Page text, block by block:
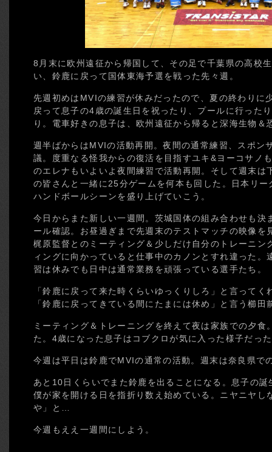
8月末に欧州遠征から帰国して、その足で千葉県の高校
い、鈴鹿に戻って国体東海予選を戦った先々週。
先週初めはMVIの練習が休みだったので、夏の終わりに
戻って息子の4歳の誕生日を祝ったり、プールに行った
り。電車好きの息子は、欧州遠征から帰ると深海生物＆
週半ばからはMVIの活動再開。夜間の通常練習、スポン
議。度重なる怪我からの復活を目指すユキ&ヨーコサノ
のエレナもいよいよ夜間練習で活動再開。そして週末は
の皆さんと一緒に25分ゲームを何本も回した。日本リ
ハンドボールシーンを盛り上げていこう。
今日からまた新しい一週間。茨城国体の組み合わせも決
ール確認。お昼過ぎまで先週末のテストマッチの映像を
梶原監督とのミーティング＆少しだけ自分のトレーニン
ィングに向かっていると仕事中のカノンとすれ違った。
習は休みでも日中は通常業務を頑張っている選手たち。
「鈴鹿に戻って来た時くらいゆっくりしろ」と言ってく
「鈴鹿に戻ってきている間にたまには休め」と言う櫛田
ミーティング＆トレーニングを終えて夜は家族での夕食
た。4歳になった息子はコブクロが気に入った様子だっ
今週は平日は鈴鹿でMVIの通常の活動。週末は奈良県で
あと10日くらいでまた鈴鹿を出ることになる。息子の
僕が家を開ける日を指折り数え始めている。ニヤニヤし
や」と…
今週もええ一週間にしよう。